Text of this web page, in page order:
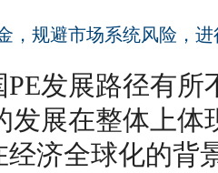
，规避市场系统风险，
发展路径有所
发展在整体上体
经济全球化的背